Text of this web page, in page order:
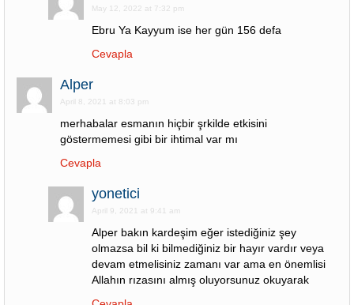
May 12, 2022 at 7:32 pm
Ebru Ya Kayyum ise her gün 156 defa
Cevapla
Alper
April 8, 2021 at 8:03 pm
merhabalar esmanın hiçbir şrkilde etkisini
göstermemesi gibi bir ihtimal var mı
Cevapla
yonetici
April 9, 2021 at 9:41 am
Alper bakın kardeşim eğer istediğiniz şey
olmazsa bil ki bilmediğiniz bir hayır vardır veya
devam etmelisiniz zamanı var ama en önemlisi
Allahın rızasını almış oluyorsunuz okuyarak